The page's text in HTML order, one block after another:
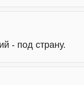
- под страну.